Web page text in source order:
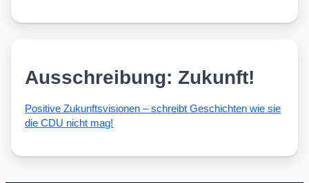
Ausschreibung: Zukunft!
Posi­ti­ve Zukunfts­vi­sio­nen – schreibt Geschich­ten wie sie
die CDU nicht mag!